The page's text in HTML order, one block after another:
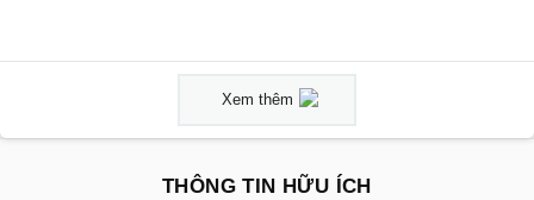
Xem thêm
THÔNG TIN HỮU ÍCH